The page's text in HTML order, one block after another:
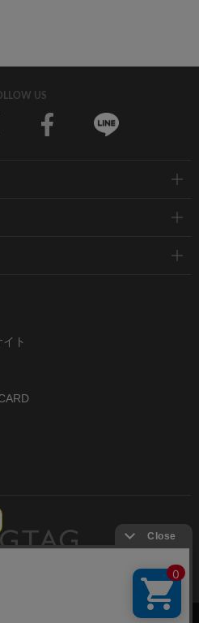
US
ト
ーズド・セレクトショップ